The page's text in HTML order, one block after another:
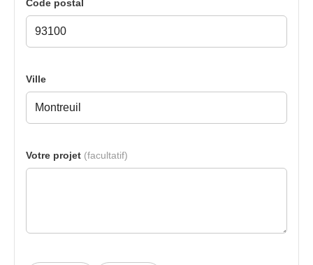
Code postal
Ville
Votre projet (facultatif)